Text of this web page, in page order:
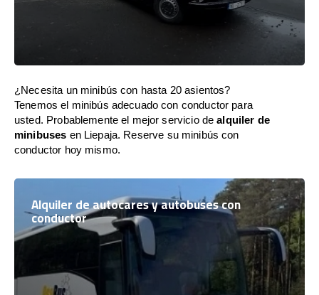
¿Necesita un minibús con hasta 20 asientos?
Tenemos el minibús adecuado con conductor para
usted. Probablemente el mejor servicio dealquiler de
minibuses en Liepaja. Reserve su minibús con
conductor hoy mismo.
Alquiler de autocares y autobuses con
conductor